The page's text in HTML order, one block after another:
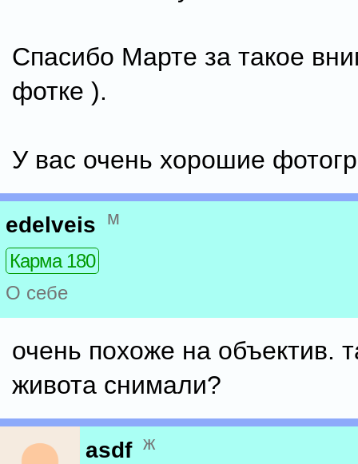
Спасибо Марте за такое
фотке ).
У вас очень хорошие
edelveis м
Карма 180
О себе
очень похоже на объектив.
живота снимали?
asdf ж